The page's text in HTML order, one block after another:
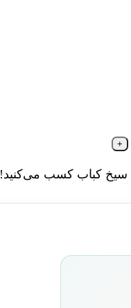
سیخ کباب کسب می‌کنید!